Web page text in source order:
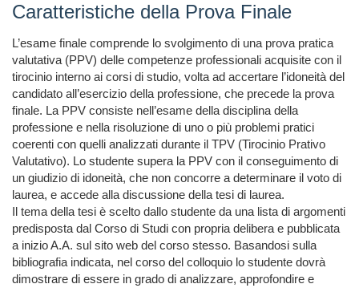
Caratteristiche della Prova Finale
L’esame finale comprende lo svolgimento di una prova pratica
valutativa (PPV) delle competenze professionali acquisite con il
tirocinio interno ai corsi di studio, volta ad accertare l’idoneità del
candidato all’esercizio della professione, che precede la prova
finale. La PPV consiste nell’esame della disciplina della
professione e nella risoluzione di uno o più problemi pratici
coerenti con quelli analizzati durante il TPV (Tirocinio Prativo
Valutativo). Lo studente supera la PPV con il conseguimento di
un giudizio di idoneità, che non concorre a determinare il voto di
laurea, e accede alla discussione della tesi di laurea.
Il tema della tesi è scelto dallo studente da una lista di argomenti
predisposta dal Corso di Studi con propria delibera e pubblicata
a inizio A.A. sul sito web del corso stesso. Basandosi sulla
bibliografia indicata, nel corso del colloquio lo studente dovrà
dimostrare di essere in grado di analizzare, approfondire e